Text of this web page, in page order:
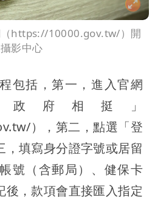
（https://10000.gov.tw/）開
影中心
包括，第一，進入官網
政府相挺」
），第二，點選「登
，填寫身分證字號或居留
號（含郵局）、健保卡
後，款項會直接匯入指定